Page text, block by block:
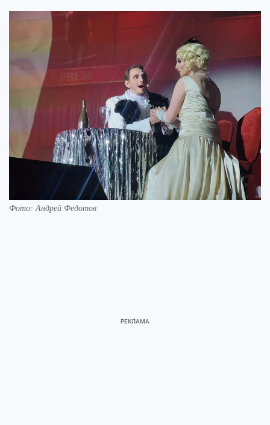
Фото: Андрей Федотов